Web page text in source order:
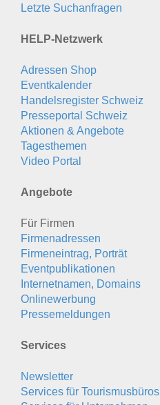
Letzte Suchanfragen
HELP-Netzwerk
Adressen Shop
Eventkalender
Handelsregister Schweiz
Presseportal Schweiz
Aktionen & Angebote
Tagesthemen
Video Portal
Angebote
Für Firmen
Firmenadressen
Firmeneintrag, Porträt
Eventpublikationen
Internetnamen, Domains
Onlinewerbung
Pressemeldungen
Services
Newsletter
Services für Tourismusbüros